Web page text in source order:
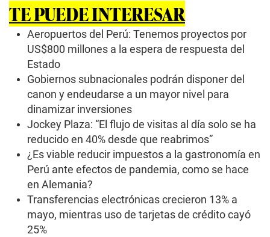
TE PUEDE INTERESAR
Aeropuertos del Perú: Tenemos proyectos por
US$800 millones a la espera de respuesta del
Estado
Gobiernos subnacionales podrán disponer del
canon y endeudarse a un mayor nivel para
dinamizar inversiones
Jockey Plaza: “El flujo de visitas al día solo se ha
reducido en 40% desde que reabrimos”
¿Es viable reducir impuestos a la gastronomía en
Perú ante efectos de pandemia, como se hace
en Alemania?
Transferencias electrónicas crecieron 13% a
mayo, mientras uso de tarjetas de crédito cayó
25%